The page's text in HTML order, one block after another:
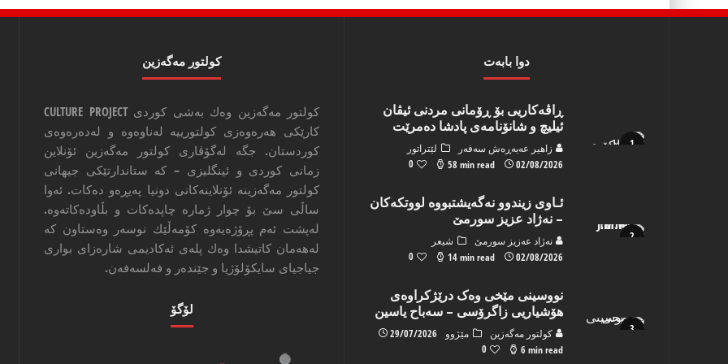
دوا بابه‌ت
ڕاڤەکاریی بۆ ڕۆمانی مردنی ئیڤان
ئیلیچ و شانۆنامەی پادشا دەمرێت
زاهیر عه‌به‌ڕه‌ش سه‌فه‌ر
لێتراتور
02/08/2026
58 min read
0
ئـاوی زیندوو نه‌گه‌یشتبووه‌ لووتكه‌كان
– نه‌ژاد عزیز سورمێ
نه‌ژاد عه‌زیز سورمێ
شیعر
02/08/2026
14 min read
0
نووسینی مێخی وەک درێژکراوەی
هۆشیاریی زاگرۆسی – سەباح یاسین
كولتور مه‌گه‌زین مێژوو
29/07/2026
6 min read
0
كولتور مه‌گه‌زین
كولتور مه‌گه‌زین وه‌ك به‌شی كوردی CULTURE PROJECT
كارێكی هه‌ره‌وه‌زی كولتورییه‌ له‌ناوه‌وه‌ و له‌ده‌ره‌وه‌ی
كوردستان. جگه‌ له‌گۆڤاری كولتور مه‌گه‌زین ئۆنلاین
زمانی كوردی و ئینگلیزی – كه‌ ستاندارتێكی جیهانی
كولتور مه‌گه‌زینه‌ ئۆنلاینه‌كانی دونیا په‌یڕه‌و ده‌كات. ئه‌وا
‌ساڵی سێ بۆ چوار ژماره‌ چاپده‌كات و بڵاوده‌كاته‌وه‌.
له‌پشت ئه‌م پڕۆژه‌یه‌وه‌ كۆمه‌ڵێك نوسه‌ر وه‌ستاون كه‌
له‌هه‌مان كاتیشدا وه‌ك پله‌ی ئه‌كادیمی شاره‌زای بواری
جیاجیای سایكۆلۆژیا و جێنده‌ر و فه‌لسه‌فه‌ن.
لۆگۆ